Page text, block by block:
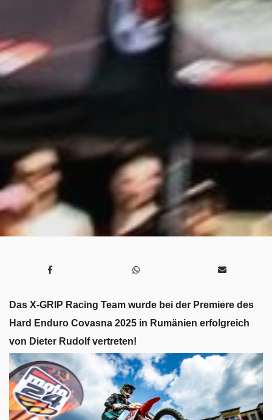
Das X-GRIP Racing Team wurde bei der Premiere des
Hard Enduro Covasna 2025 in Rumänien erfolgreich
von Dieter Rudolf vertreten!